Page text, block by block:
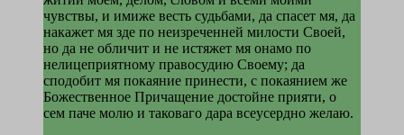
чувствы, и имиже весть судьбами, да спасет мя, да
накажет мя зде по неизреченней милости Своей,
но да не обличит и не истяжет мя онамо по
нелицеприятному правосудию Своему; да
сподобит мя покаяние принести, с покаянием же
Божественное Причащение достойне прияти, о
сем паче молю и таковаго дара всеусердно желаю.